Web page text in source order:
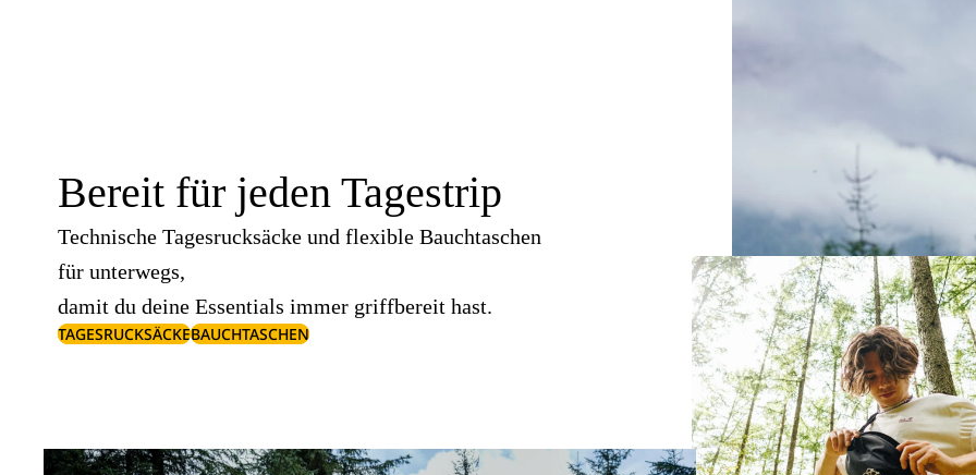
Bereit für jeden Tagestrip
Technische Tagesrucksäcke und flexible Bauchtaschen
für unterwegs,
damit du deine Essentials immer griffbereit hast.
TAGESRUCKSÄCKEBAUCHTASCHEN